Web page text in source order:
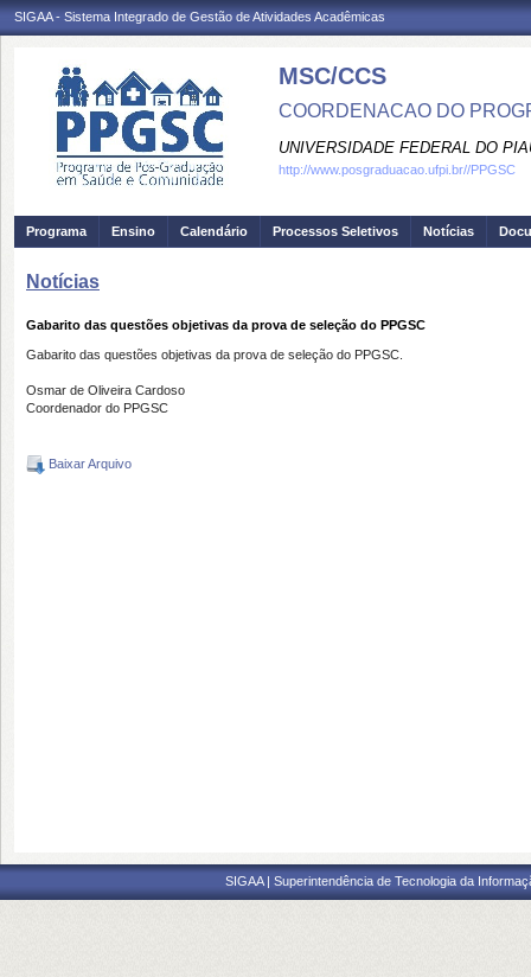
SIGAA - Sistema Integrado de Gestão de Atividades Acadêmicas
MSC/CCS
COORDENACAO DO
UNIVERSIDADE FEDERAL DO
http://www.posgraduacao.ufpi.br//PPGSC
Programa Ensino Calendário Processos Seletivos Notícias
Notícias
Gabarito das questões objetivas da prova de seleção do PPGSC
Gabarito das questões objetivas da prova de seleção do PPGSC.
Osmar de Oliveira Cardoso
Coordenador do PPGSC
Baixar Arquivo
SIGAA | Superintendência de Tecnologia da